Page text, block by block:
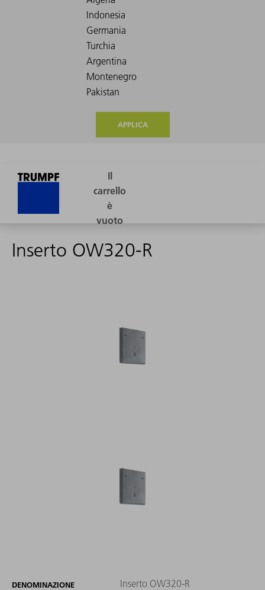
APPLICA
Inserto OW320-R
DENOMINAZIONE Inserto OW320-R